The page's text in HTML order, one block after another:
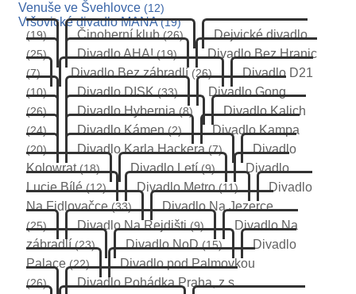
Venuše ve Švehlovce (12)
Vršovické divadlo MANA(19)
(19) Činoherní klub(26) Dejvické divadlo
(25) Divadlo AHA!(19) Divadlo Bez Hranic
(7) Divadlo Bez zábradlí (26) Divadlo D21
(10) Divadlo DISK(33) Divadlo Gong
(26) Divadlo Hybernia(8) Divadlo Kalich
(24) Divadlo Kámen(2) Divadlo Kampa
(20) Divadlo Karla Hackera(7)
Divadlo
Kolowrat(18) Divadlo Letí(9)
Divadlo
Lucie Bílé(12) Divadlo Metro(11)
Divadlo
Na Fidlovačce(33) Divadlo Na Jezerce
(25) Divadlo Na Rejdišti(9)
Divadlo Na
zábradlí(23) Divadlo NoD(15)
Divadlo
Palace(22) Divadlo pod Palmovkou
(26) Divadlo Pohádka Praha, z.s.